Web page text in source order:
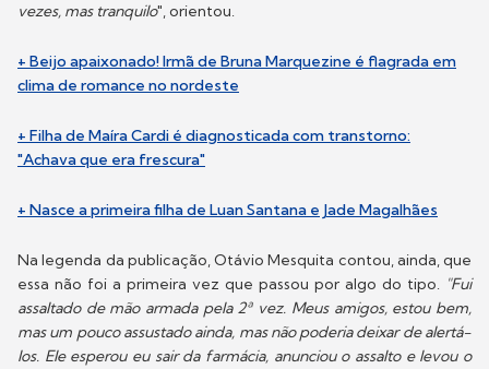
vezes, mas tranquilo", orientou.
+ Beijo apaixonado! Irmã de Bruna Marquezine é flagrada em
clima de romance no nordeste
+ Filha de Maíra Cardi é diagnosticada com transtorno:
"Achava que era frescura"
+ Nasce a primeira filha de Luan Santana e Jade Magalhães
Na legenda da publicação, Otávio Mesquita contou, ainda, que
essa não foi a primeira vez que passou por algo do tipo. "Fui
assaltado de mão armada pela 2ª vez. Meus amigos, estou bem,
mas um pouco assustado ainda, mas não poderia deixar de alertá-
los. Ele esperou eu sair da farmácia, anunciou o assalto e levou o